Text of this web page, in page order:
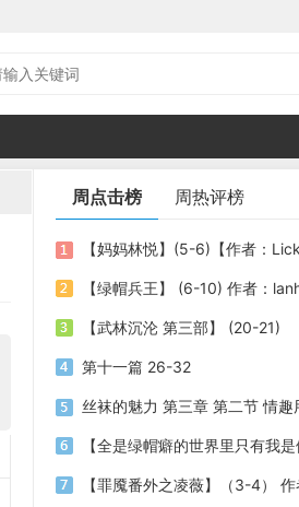
周点击榜 周热评榜
【妈妈林悦】(5-6)【作者：
【绿帽兵王】 (6-10) 作者：
【武林沉沦 第三部】 (20-21)
第十一篇 26-32
丝袜的魅力 第三章 第二节 情趣
【罪魇番外之凌薇】（3-4）